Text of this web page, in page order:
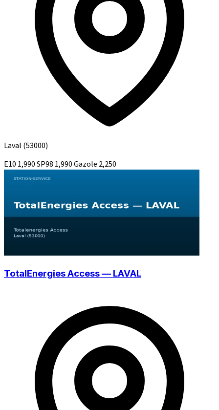
Laval (53000)
E10 1,990SP98 1,990Gazole 2,250
TotalEnergies Access — LAVAL